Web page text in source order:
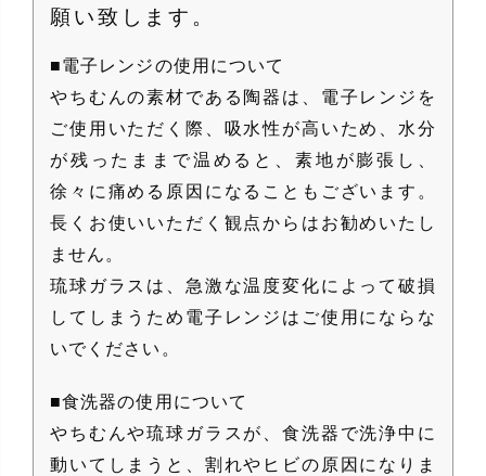
願い致します。
■電子レンジの使用について
やちむんの素材である陶器は、電子レンジを
ご使用いただく際、吸水性が高いため、水分
が残ったままで温めると、素地が膨張し、
徐々に痛める原因になることもございます。
長くお使いいただく観点からはお勧めいたし
ません。
琉球ガラスは、急激な温度変化によって破損
してしまうため電子レンジはご使用にならな
いでください。
■食洗器の使用について
やちむんや琉球ガラスが、食洗器で洗浄中に
動いてしまうと、割れやヒビの原因になりま